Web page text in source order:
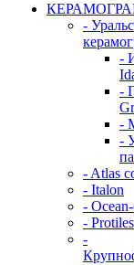
-
-
-
-
-
- Atlas
- Italon
-
- Protiles
-